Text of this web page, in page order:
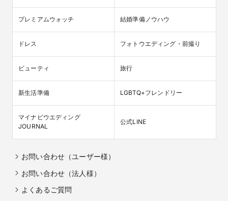
プレミアムウォッチ 結婚準備ノウハウ
ドレス フォトウエディング・前撮り
ビューティ 旅行
新生活準備 LGBTQ+フレンドリー
マイナビウエディング
JOURNAL
公式LINE
お問い合わせ（ユーザー様）
お問い合わせ（法人様）
よくあるご質問